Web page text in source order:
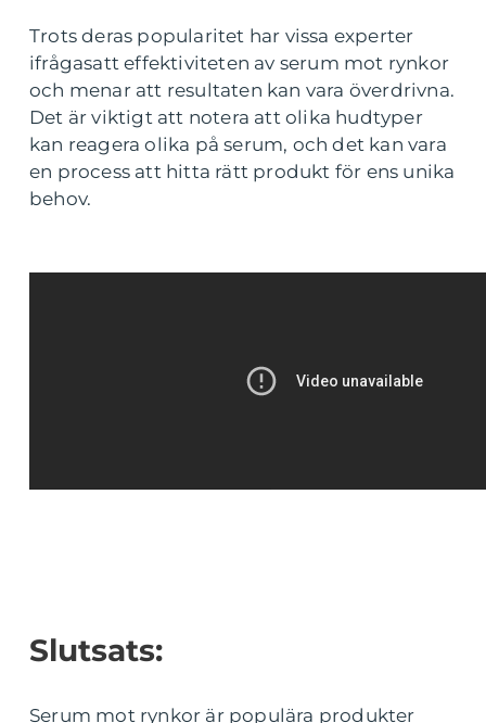
Trots deras popularitet har vissa experter
ifrågasatt effektiviteten av serum mot rynkor
och menar att resultaten kan vara överdrivna.
Det är viktigt att notera att olika hudtyper
kan reagera olika på serum, och det kan vara
en process att hitta rätt produkt för ens unika
behov.
Slutsats:
Serum mot rynkor är populära produkter